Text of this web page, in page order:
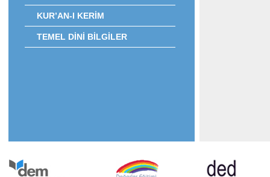
KUR’AN-I KERİM
TEMEL DİNİ BİLGİLER